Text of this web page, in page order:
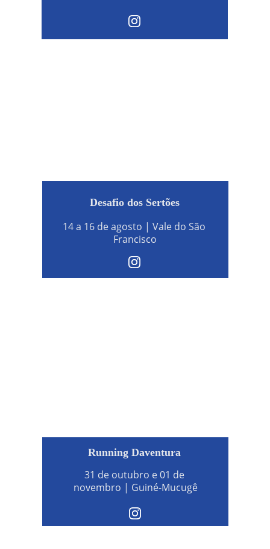
Running Daventura
14 a 16 de agosto | Vale do São
Francisco
31 de outubro e 01 de
novembro | Guiné-Mucugê
Desafio dos Sertões